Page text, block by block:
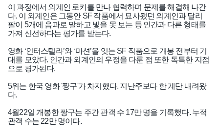
이 과정에서 외계인 로키를 만나 협력하며 문제를 해결해 나간
다. 이 외계인은 그동안 SF 작품에서 묘사됐던 외계인과 달리
팔이 5개에 음파로 말하고 빛을 못 보는 등 인간과 다른 형태를
가져 신선하다는 평가를 받는다.
영화 ‘인터스텔라’와 ‘마션’을 잇는 SF 작품으로 개봉 전부터 기
대를 모았다. 인간과 외계인의 우정을 다룬 점 또한 독특한 지점
으로 평가된다.
5위는 한국 영화 '짱구'가 차지했다. 지난주보다 한 계단 내려왔
다.
4월22일 개봉한 짱구는 주간 관객 수 17만 명을 기록했다. 누적
관객 수는 22만 명이다.